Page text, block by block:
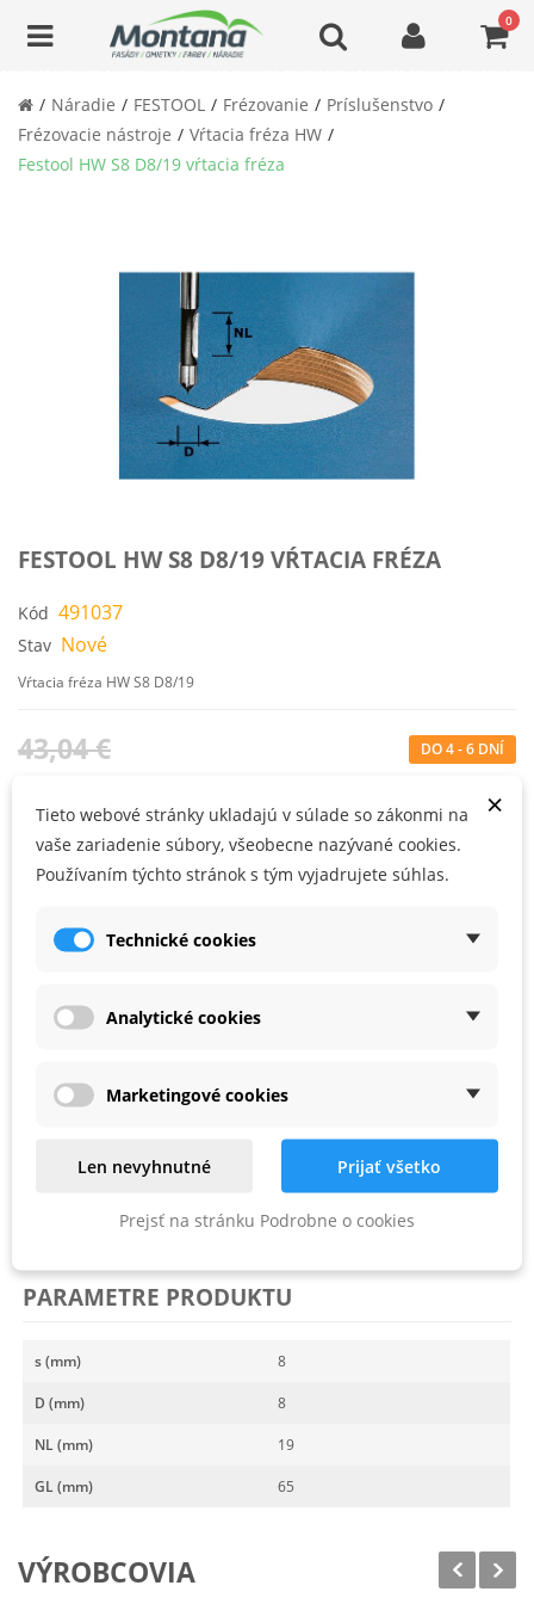
0
Náradie FESTOOL Frézovanie
Príslušenstvo
Frézovacie nástroje
Vŕtacia fréza HW
Festool HW S8 D8/19 vŕtacia fréza
FESTOOL HW S8 D8/19 VŔTACIA FRÉZA
Kód 491037
Stav Nové
Vŕtacia fréza HW S8 D8/19
43,04 €
29,27 € bez DPH
DO 4 - 6 DNÍ
Používateľské prednosti
zanorí priamo do vrstven. materiálu
, balenie pre samoobslužný predaj
PARAMETRE PRODUKTU
s (mm) 8
D (mm) 8
NL (mm) 19
GL (mm) 65
VÝROBCOVIA
×
Tieto webové stránky ukladajú v súlade so zákonmi na
vaše zariadenie súbory, všeobecne nazývané cookies.
Používaním týchto stránok s tým vyjadrujete súhlas.
Technické cookies
Analytické cookies
Marketingové cookies
Len nevyhnutné Prijať všetko
Prejsť na stránku Podrobne o cookies